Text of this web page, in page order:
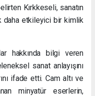
Kırkkeseli, sanatın
daha etkileyici bir kimlik
hakkında bilgi veren
sanat anlayışını
ifade etti. Cam altı ve
minyatür eserlerin,